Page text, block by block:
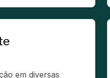
em diversas